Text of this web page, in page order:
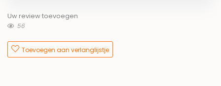
Uw review toevoegen
56
Toevoegen aan verlanglijstje